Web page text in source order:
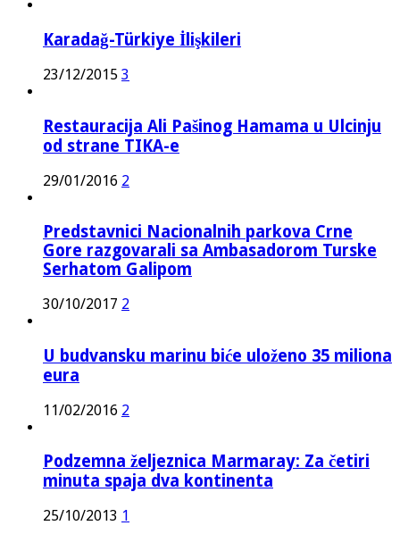
Karadağ-Türkiye İlişkileri
23/12/2015 3
Restauracija Ali Pašinog Hamama u Ulcinju
od strane TIKA-e
29/01/2016 2
Predstavnici Nacionalnih parkova Crne
Gore razgovarali sa Ambasadorom Turske
Serhatom Galipom
30/10/2017 2
U budvansku marinu biće uloženo 35 miliona
eura
11/02/2016 2
Podzemna željeznica Marmaray: Za četiri
minuta spaja dva kontinenta
25/10/2013 1